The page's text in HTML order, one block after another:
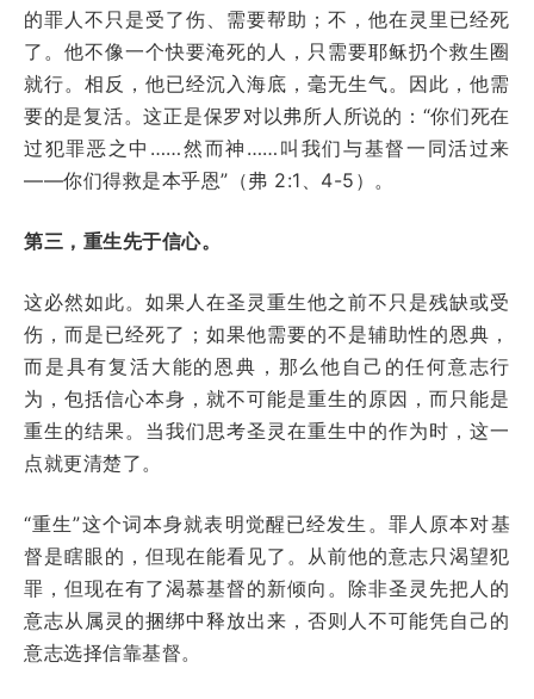
的罪人不只是受了伤、需要帮助；不，他在灵里已经死
了。他不像一个快要淹死的人，只需要耶稣扔个救生圈
就行。相反，他已经沉入海底，毫无生气。因此，他需
要的是复活。这正是保罗对以弗所人所说的：“你们死在
过犯罪恶之中……然而神……叫我们与基督一同活过来
——你们得救是本乎恩”（弗 2:1、4-5）。
第三，重生先于信心。
这必然如此。如果人在圣灵重生他之前不只是残缺或受
伤，而是已经死了；如果他需要的不是辅助性的恩典，
而是具有复活大能的恩典，那么他自己的任何意志行
为，包括信心本身，就不可能是重生的原因，而只能是
重生的结果。当我们思考圣灵在重生中的作为时，这一
点就更清楚了。
“重生”这个词本身就表明觉醒已经发生。罪人原本对基
督是瞎眼的，但现在能看见了。从前他的意志只渴望犯
罪，但现在有了渴慕基督的新倾向。除非圣灵先把人的
意志从属灵的捆绑中释放出来，否则人不可能凭自己的
意志选择信靠基督。